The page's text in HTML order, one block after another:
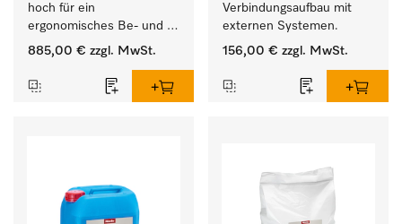
hoch für ein
ergonomisches Be- und
Entladen von
Trockner.
885,00 € zzgl. MwSt.
Verbindungsaufbau mit
externen Systemen.
156,00 € zzgl. MwSt.